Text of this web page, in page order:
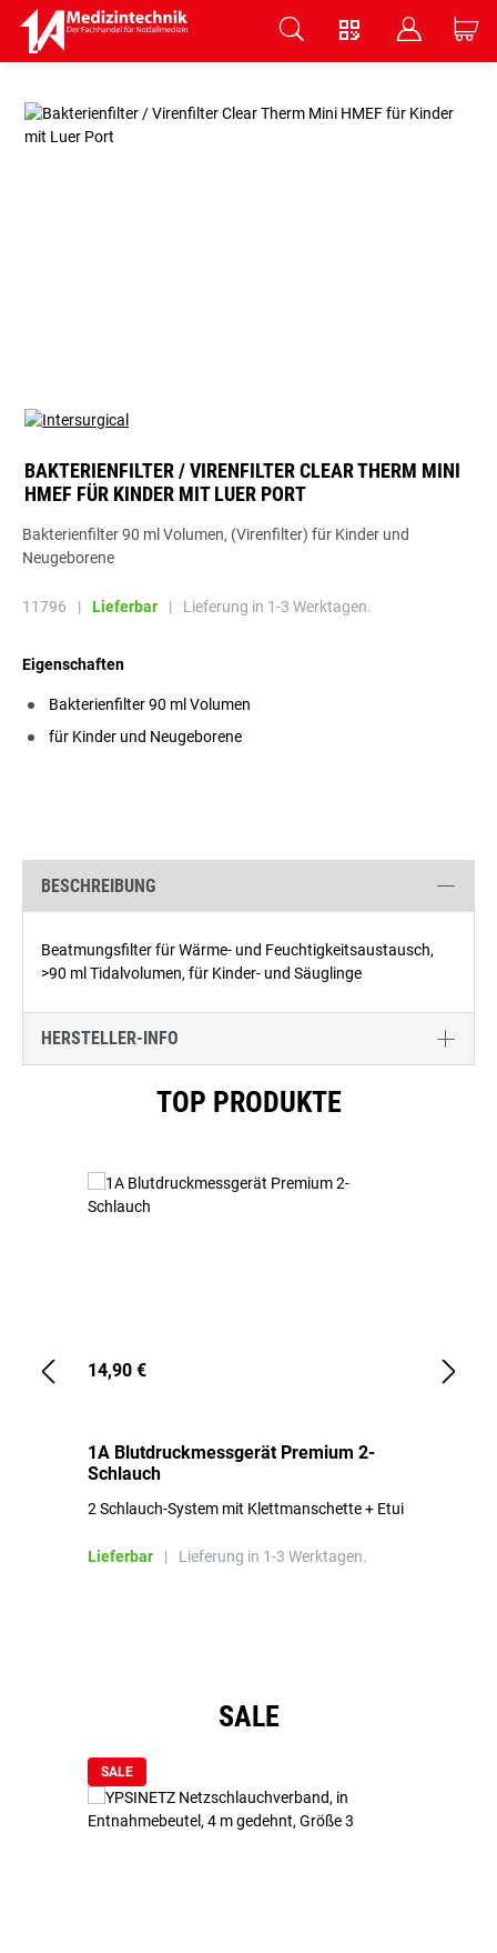
V B C
BAKTERIENFILTER / VIRENFILTER CLEAR THERM MINI
HMEF FÜR KINDER MIT LUER PORT
Bakterienfilter 90 ml Volumen, (Virenfilter) für Kinder und
Neugeborene
11796 | Lieferbar | Lieferung in 1-3 Werktagen.
Eigenschaften
Bakterienfilter 90 ml Volumen
für Kinder und Neugeborene
BESCHREIBUNG
Beatmungsfilter für Wärme- und Feuchtigkeitsaustausch,
>90 ml Tidalvolumen, für Kinder- und Säuglinge
HERSTELLER-INFO
TOP PRODUKTE
14,90 €
1A Blutdruckmessgerät Premium 2-
Schlauch
2 Schlauch-System mit Klettmanschette + Etui
Lieferbar | Lieferung in 1-3 Werktagen.
SALE
SALE